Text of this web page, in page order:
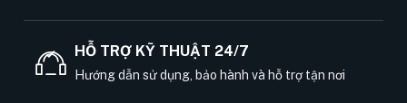
HỖ TRỢ KỸ THUẬT 24/7
Hướng dẫn sử dụng, bảo hành và hỗ trợ tận nơi